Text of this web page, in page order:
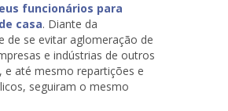
funcionários para
casa. Diante da
de se evitar aglomeração de
e indústrias de outros
e até mesmo repartições e
seguiram o mesmo